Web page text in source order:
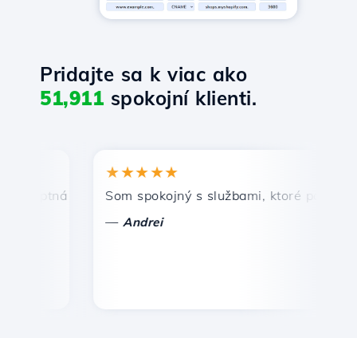
Pridajte sa k viac ako
51,911 spokojní klienti.
a efektívna technická podpora.
★★★★★
Som spokojný s službami, ktoré ponúka
Andrei